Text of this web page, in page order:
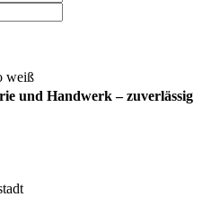
und Handwerk – zuverlässig